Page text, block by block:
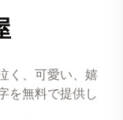
く、可愛い、嬉
を無料で提供し